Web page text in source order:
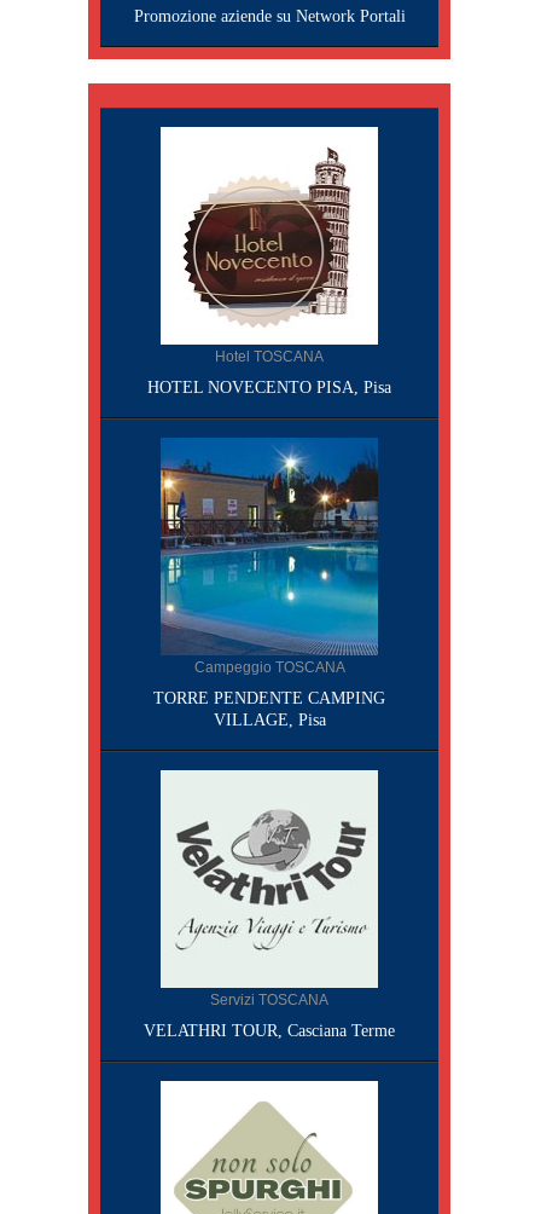
Promozione aziende su Network Portali
Hotel TOSCANA
HOTEL NOVECENTO PISA, Pisa
Campeggio TOSCANA
TORRE PENDENTE CAMPING
VILLAGE, Pisa
Servizi TOSCANA
VELATHRI TOUR, Casciana Terme